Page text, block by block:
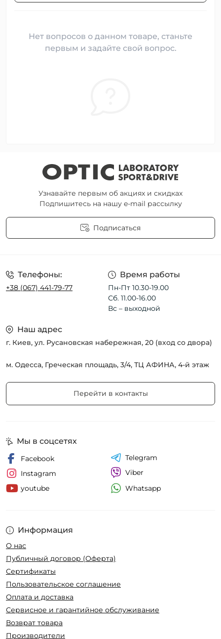
Нет вопросов о данном товаре, станьте
первым и задайте свой вопрос.
Узнавайте первым об акциях и скидках
Подпишитесь на нашу e-mail рассылку
Подписаться
Пользовательское соглашение
Телефоны:
+38 (067) 441-79-77
Время работы
Пн-Пт 10.30-19.00
Сб. 11.00-16.00
Вс – выходной
Наш адрес
г. Киев, ул. Русановская набережная, 20 (вход со двора)
м. Одесса, Греческая площадь, 3/4, ТЦ АФИНА, 4-й этаж
Перейти в контакты
Информация
О нас
Публичный договор (Оферта)
Сертификаты
Пользовательское соглашение
Оплата и доставка
Сервисное и гарантийное обслуживание
Возврат товара
Производители
Мы в соцсетях
Facebook
Instagram
youtube
Telegram
Viber
Whatsapp